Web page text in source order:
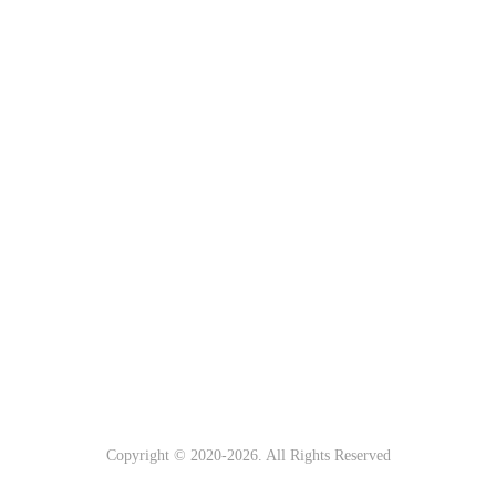
Copyright © 2020-2026. All Rights Reserved